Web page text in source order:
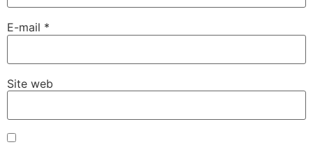
E-mail *
Site web